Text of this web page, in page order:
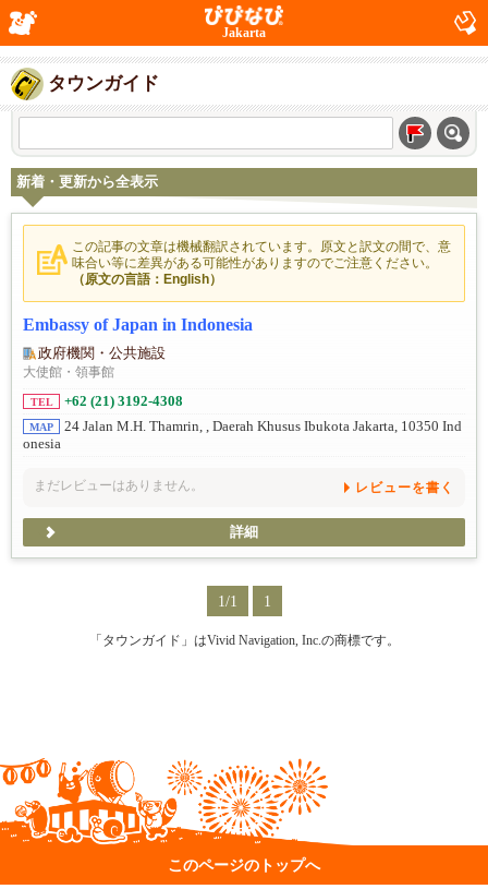
Jakarta
タウンガイド
新着・更新から全表示
この記事の文章は機械翻訳されています。原文と訳文の間で、意
味合い等に差異がある可能性がありますのでご注意ください。
（原文の言語：English）
Embassy of Japan in Indonesia
政府機関・公共施設
大使館・領事館
TEL +62 (21) 3192-4308
MAP 24 Jalan M.H. Thamrin, , Daerah Khusus Ibukota Jakarta, 10350 Ind
onesia
まだレビューはありません。 レビューを書く
詳細
1/1 1
「タウンガイド」はVivid Navigation, Inc.の商標です。
このページのトップへ